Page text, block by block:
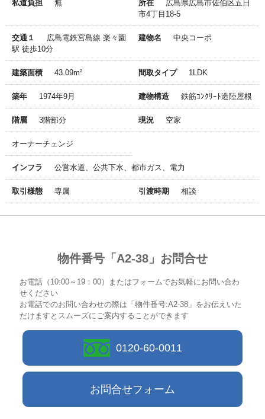
私道負担 無 所在
広島県広島市佐伯区五日
市4丁目18-5
交通１
広島電鉄宮島線 楽々園
駅 徒歩10分
建物名 中央コーポ
建築面積 43.09m² 間取タイプ 1LDK
築年 1974年9月 建物構造 鉄筋ｺﾝｸﾘｰﾄ造陸屋根
階層 3階部分 現況 空家
オーナーチェンジ
インフラ 公営水道、公共下水、都市ガス、電力
取引様態 専属 引渡時期 相談
物件番号「A2-38」お問合せ
お電話（10:00～19：00）またはフォームでお気軽にお問い合わ
せください
お電話でのお問い合わせの際は「物件番号:A2-38」をお伝えいた
だけますとスムーズにご案内することができます
0120-60-0011
お問合せフォーム